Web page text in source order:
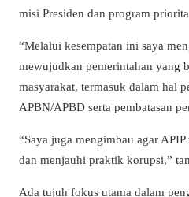
misi Presiden dan program
“Melalui kesempatan ini saya
mewujudkan pemerintahan yang
masyarakat, termasuk dalam hal
APBN/APBD serta pembatasan
“Saya juga mengimbau agar
dan menjauhi praktik korupsi,”
Ada tujuh fokus utama dalam